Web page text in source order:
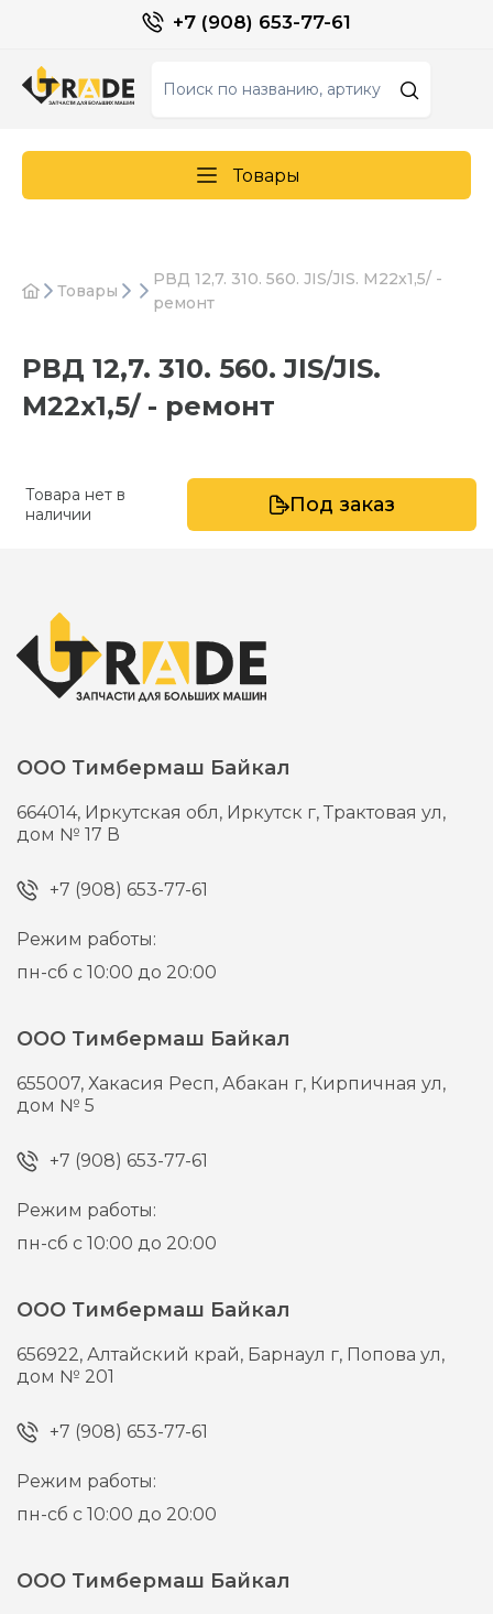
+7 (908) 653-77-61
Товары
Товары
РВД 12,7. 310. 560. JIS/JIS. M22x1,5/ -
ремонт
РВД 12,7. 310. 560. JIS/JIS.
M22x1,5/ - ремонт
Товара нет в
наличии
Под заказ
ООО Тимбермаш Байкал
664014, Иркутская обл, Иркутск г,Трактовая ул,
дом № 17 В
+7 (908) 653-77-61
Режим работы:
пн-сб с 10:00 до 20:00
ООО Тимбермаш Байкал
655007,Хакасия Респ, Абакан г, Кирпичная ул,
дом № 5
+7 (908) 653-77-61
Режим работы:
пн-сб с 10:00 до 20:00
ООО Тимбермаш Байкал
656922,Алтайский край, Барнаул г, Попова ул,
дом № 201
+7 (908) 653-77-61
Режим работы:
пн-сб с 10:00 до 20:00
ООО Тимбермаш Байкал